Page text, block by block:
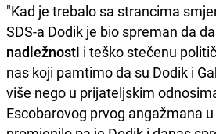
"Kad je trebalo sa strancima
SDS-a Dodik je bio spreman da
nadležnosti i teško stečenu
nas koji pamtimo da su Dodik i
više nego u prijateljskim
Escobarovog prvog angažmana